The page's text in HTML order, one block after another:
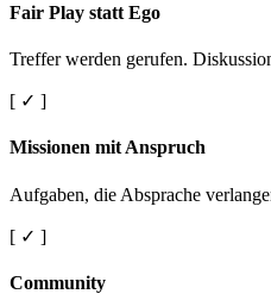
Fair Play statt Ego
Treffer werden gerufen.
[ ✓ ]
Missionen mit Anspruch
Aufgaben, die Absprache
[ ✓ ]
Community